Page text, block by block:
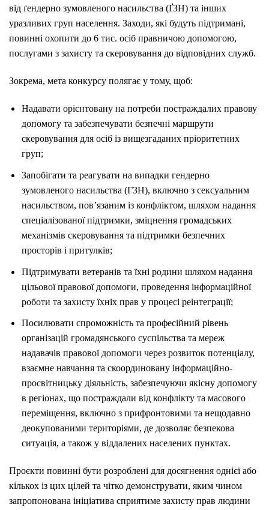
від ґендерно зумовленого насильства (ҐЗН) та інших
уразливих груп населення. Заходи, які будуть підтримані,
повинні охопити до 6 тис. осіб правничою допомогою,
послугами з захисту та скеровування до відповідних служб.
Зокрема, мета конкурсу полягає у тому, щоб:
Надавати орієнтовану на потреби постраждалих правову
допомогу та забезпечувати безпечні маршрути
скеровування для осіб із вищезгаданих пріоритетних
груп;
Запобігати та реагувати на випадки гендерно
зумовленого насильства (ГЗН), включно з сексуальним
насильством, пов’язаним із конфліктом, шляхом надання
спеціалізованої підтримки, зміцнення громадських
механізмів скеровування та підтримки безпечних
просторів і притулків;
Підтримувати ветеранів та їхні родини шляхом надання
цільової правової допомоги, проведення інформаційної
роботи та захисту їхніх прав у процесі реінтеграції;
Посилювати спроможність та професійний рівень
організацій громадянського суспільства та мереж
надавачів правової допомоги через розвиток потенціалу,
взаємне навчання та скоординовану інформаційно-
просвітницьку діяльність, забезпечуючи якісну допомогу
в регіонах, що постраждали від конфлікту та масового
переміщення, включно з прифронтовими та нещодавно
деокупованими територіями, де дозволяє безпекова
ситуація, а також у віддалених населених пунктах.
Проєкти повинні бути розроблені для досягнення однієї або
кількох із цих цілей та чітко демонструвати, яким чином
запропонована ініціатива сприятиме захисту прав людини